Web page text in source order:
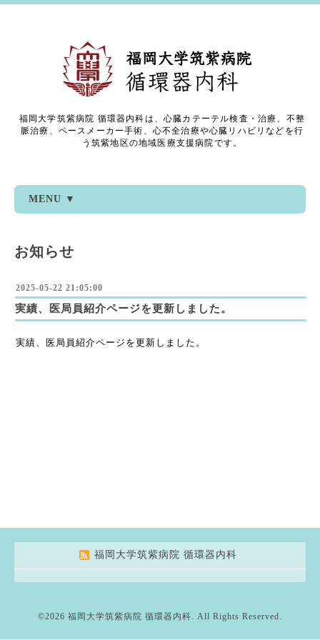
福岡大学筑紫病院 循環器内科は、心臓カテーテル検査・治療、不整
脈治療、ペースメーカー手術、心不全治療や心臓リハビリなどを行
う筑紫地区の地域医療支援病院です。
MENU ▼
お知らせ
2025-05-22 21:05:00
実績、医局員紹介ページを更新しました。
実績、医局員紹介ページを更新しました。
福岡大学筑紫病院 循環器内科
©2026 福岡大学筑紫病院 循環器内科. All Rights Reserved.